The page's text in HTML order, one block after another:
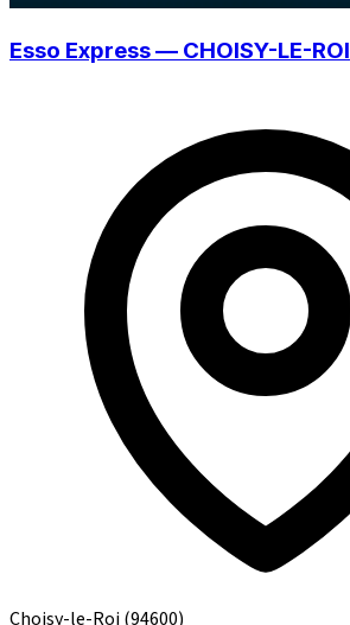
Esso Express — CHOISY-LE-ROI
Choisy-le-Roi(94600)